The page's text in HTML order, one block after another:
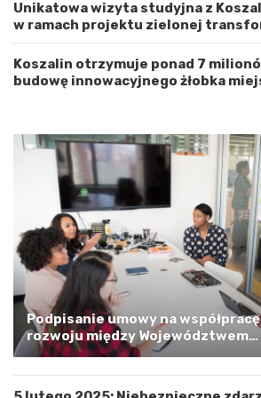
c
h
o
d
n
p
k
i
m
G
n
n
o
ś
ć
Unikatowa wizyta studyjna z
w ramach projektu zielonej
energetycznej
Koszalin otrzymuje ponad 7
budowę innowacyjnego żłobka
Podpisanie umowy na
rozwoju między Województwem
Zachodniopomorskim a Gminą